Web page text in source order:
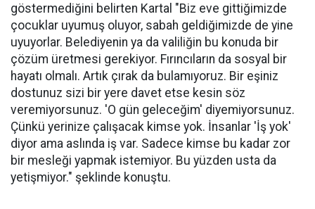
göstermediğini belirten Kartal "Biz eve gittiğimizde
çocuklar uyumuş oluyor, sabah geldiğimizde de yine
uyuyorlar. Belediyenin ya da valiliğin bu konuda bir
çözüm üretmesi gerekiyor. Fırıncıların da sosyal bir
hayatı olmalı. Artık çırak da bulamıyoruz. Bir eşiniz
dostunuz sizi bir yere davet etse kesin söz
veremiyorsunuz. 'O gün geleceğim' diyemiyorsunuz.
Çünkü yerinize çalışacak kimse yok. İnsanlar 'İş yok'
diyor ama aslında iş var. Sadece kimse bu kadar zor
bir mesleği yapmak istemiyor. Bu yüzden usta da
yetişmiyor." şeklinde konuştu.